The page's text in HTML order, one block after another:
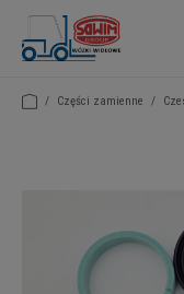
/ Części zamienne /